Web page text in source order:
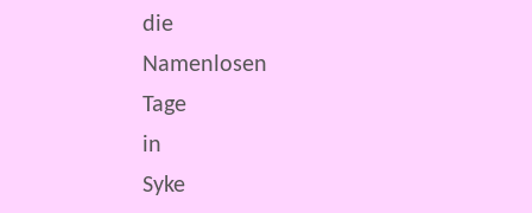
die
Namenlosen
Tage
in
Syke